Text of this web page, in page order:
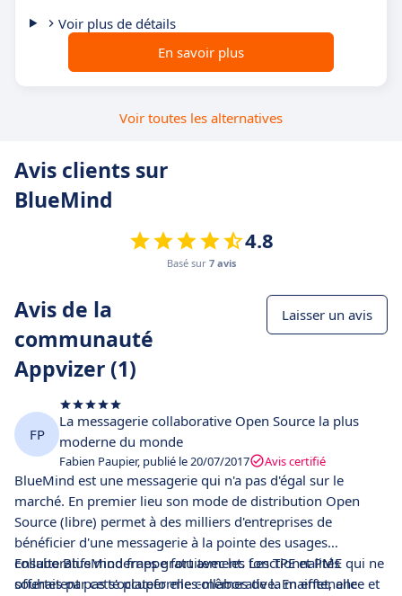
Voir plus de détails
En savoir plus
Voir toutes les alternatives
Avis clients sur
BlueMind
4.8
Basé sur 7 avis
Avis de la
communauté
Appvizer (1)
Laisser un avis
FP
La messagerie collaborative Open Source la plus
moderne du monde
Fabien Paupier, publié le 20/07/2017 Avis certifié
BlueMind est une messagerie qui n'a pas d'égal sur le
marché. En premier lieu son mode de distribution Open
Source (libre) permet à des milliers d'entreprises de
bénéficier d'une messagerie à la pointe des usages
collaboratifs modernes gratuitement. Les TPE et PME qui ne
souhaitent pas s'occuper elles-mêmes de la maintenance et
Ensuite BlueMind frappe fort avec les fonctionnalités
offertes par cette plateforme collaborative. En effet, elle